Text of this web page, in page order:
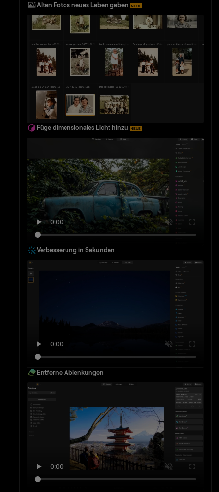
Alten Fotos neues Leben geben NEUE
Füge dimensionales Licht hinzu NEUE
Verbesserung in Sekunden
Entferne Ablenkungen